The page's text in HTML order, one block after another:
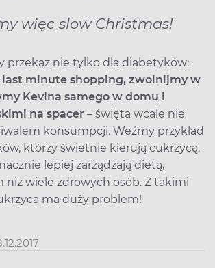
więc slow Christmas!
przekaz nie tylko dla diabetyków:
minute shopping, zwolnijmy w
Kevina samego w domu i
na spacer – święta wcale nie
konsumpcji. Weźmy przykład
którzy świetnie kierują cukrzycą.
lepiej zarządzają dietą,
niż wiele zdrowych osób. Z takimi
ma duży problem!